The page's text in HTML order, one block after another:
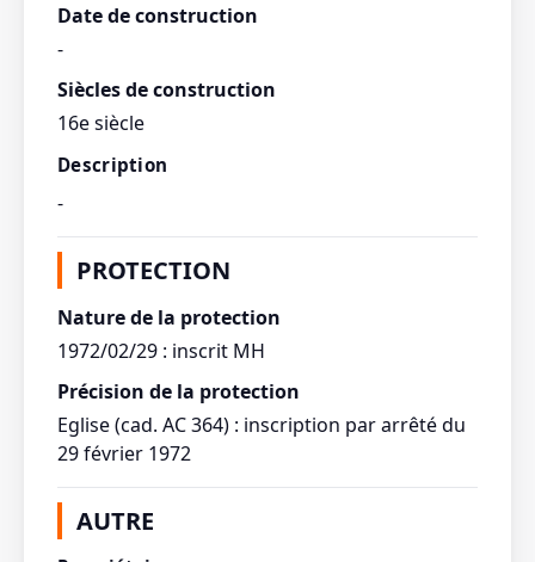
Date de construction
-
Siècles de construction
16e siècle
Description
-
PROTECTION
Nature de la protection
1972/02/29 : inscrit MH
Précision de la protection
Eglise (cad. AC 364) : inscription par arrêté du
29 février 1972
AUTRE